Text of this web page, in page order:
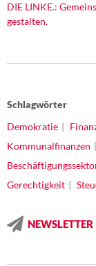
DIE LINKE.:
gestalten.
Schlagwörter
Demokratie
Kommunalfinanzen
Gerechtigkeit
NEWSLETTER